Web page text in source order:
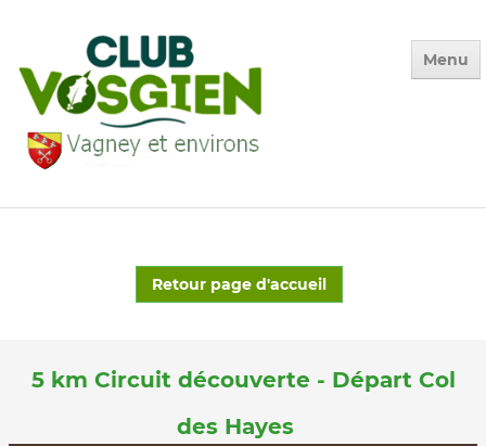
Menu
La Vie du Club ▼
Environnement ▼
Retour page d'accueil
5 km Circuit découverte - Départ Col
des Hayes